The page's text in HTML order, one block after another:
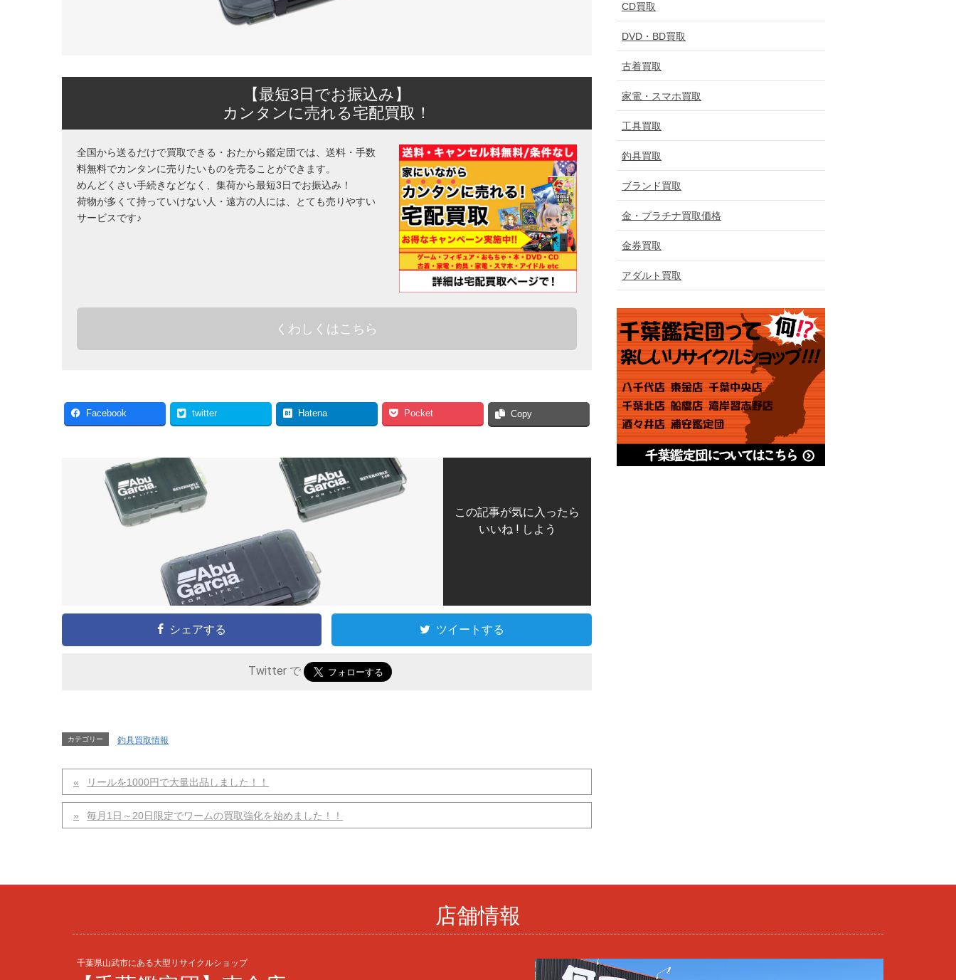
【最短3日でお振込み】
カンタンに売れる宅配買取！
全国から送るだけで買取できる・おたから鑑定団では、送料・手数
料無料でカンタンに売りたいものを売ることができます。
めんどくさい手続きなどなく、集荷から最短3日でお振込み！
荷物が多くて持っていけない人・遠方の人には、とても売りやすい
サービスです♪
くわしくはこちら
Facebook twitter Hatena Pocket Copy
この記事が気に入ったら
いいね ! しよう
シェアする ツイートする
Twitter で
カテゴリー 釣具買取情報
リールを1000円で大量出品しました！！
毎月1日～20日限定でワームの買取強化を始めました！！
CD買取
DVD・BD買取
古着買取
家電・スマホ買取
工具買取
釣具買取
ブランド買取
金・プラチナ買取価格
金券買取
アダルト買取
店舗情報
千葉県山武市にある大型リサイクルショップ